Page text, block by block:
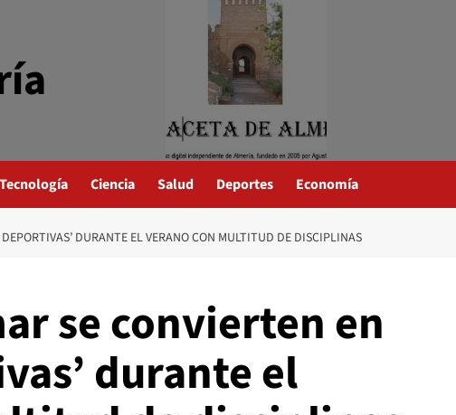
Tecnología Ciencia Salud Deportes Economía
DURANTE EL VERANO CON MULTITUD DE DISCIPLINAS
se convierten en
durante el